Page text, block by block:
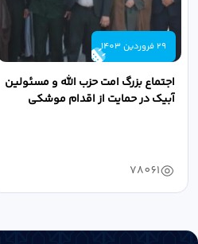
29 فروردین 1403
اجتماع بزرگ امت حزب الله و مسئولین
آبیک در حمایت از اقدام موشکی
78061